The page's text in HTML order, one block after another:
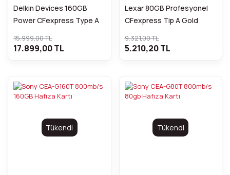
Delkin Devices 160GB
Power CFexpress Type A
15.999,00 TL
17.899,00 TL
Lexar 80GB Profesyonel
CFexpress Tip A Gold
9.321,00 TL
5.210,20 TL
Tükendi Tükendi